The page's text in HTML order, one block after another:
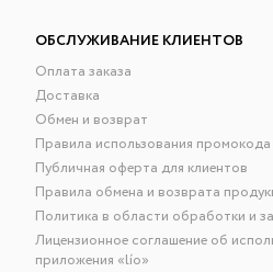
ОБСЛУЖИВАНИЕ КЛИЕНТОВ
Оплата заказа
Доставка
Обмен и возврат
Правила использования промокода
Публичная оферта для клиентов
Правила обмена и возврата
Политика в области обработки и
Лицензионное соглашение об
приложения «lío»